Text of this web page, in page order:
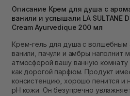
Самовывоз г. Львов ул.
В наличии
Самовывоз Ровно
Самовывоз г. Ровно, ул.
Экватор)
В наличии
Описание Крем для душа с
ванили и услышали LA SULTANE
Cream Ayurvedique 200 мл
Крем-гель для душа с волшебным
ванили, пачули и амбры наполнит
атмосферой вашу ванную комнату
как дорогой парфюм. Продукт
консистенцию, хорошо пенится и
рН кожи. Он безупречно